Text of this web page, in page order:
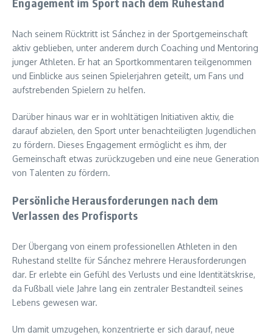
Nach seinem Rücktritt ist Sánchez in der Sportgemeinschaft
aktiv geblieben, unter anderem durch Coaching und Mentoring
junger Athleten. Er hat an Sportkommentaren teilgenommen
und Einblicke aus seinen Spielerjahren geteilt, um Fans und
aufstrebenden Spielern zu helfen.
Darüber hinaus war er in wohltätigen Initiativen aktiv, die
darauf abzielen, den Sport unter benachteiligten Jugendlichen
zu fördern. Dieses Engagement ermöglicht es ihm, der
Gemeinschaft etwas zurückzugeben und eine neue Generation
von Talenten zu fördern.
Persönliche Herausforderungen nach dem
Verlassen des Profisports
Der Übergang von einem professionellen Athleten in den
Ruhestand stellte für Sánchez mehrere Herausforderungen
dar. Er erlebte ein Gefühl des Verlusts und eine Identitätskrise,
da Fußball viele Jahre lang ein zentraler Bestandteil seines
Lebens gewesen war.
Um damit umzugehen, konzentrierte er sich darauf, neue